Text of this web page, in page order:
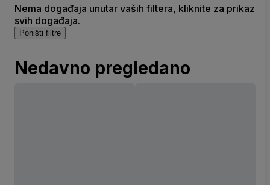
Nema događaja unutar vaših filtera, kliknite za prikaz
svih događaja.
Poništi filtre
Nedavno pregledano